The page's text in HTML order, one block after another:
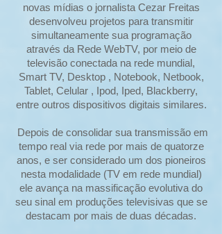
novas mídias o jornalista Cezar Freitas
desenvolveu projetos para transmitir
simultaneamente sua programação
através da Rede WebTV, por meio de
televisão conectada na rede mundial,
Smart TV, Desktop , Notebook, Netbook,
Tablet, Celular , Ipod, Iped, Blackberry,
entre outros dispositivos digitais similares.
Depois de consolidar sua transmissão em
tempo real via rede por mais de quatorze
anos, e ser considerado um dos pioneiros
nesta modalidade (TV em rede mundial)
ele avança na massificação evolutiva do
seu sinal em produções televisivas que se
destacam por mais de duas décadas.